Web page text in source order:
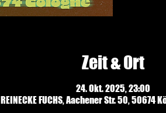
Zeit & Ort
24. Okt. 2025, 23:00
REINECKE FUCHS, Aachener Str. 50, 50674